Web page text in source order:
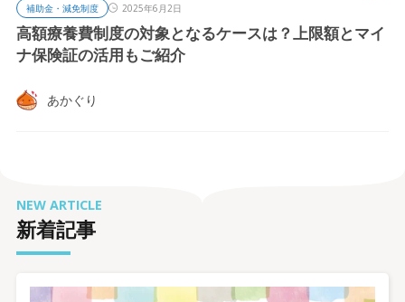
補助金・減免制度 2025年6月2日
高額療養費制度の対象となるケースは？上限額とマイ
ナ保険証の活用もご紹介
あかぐり
新着記事
NEW ARTICLE